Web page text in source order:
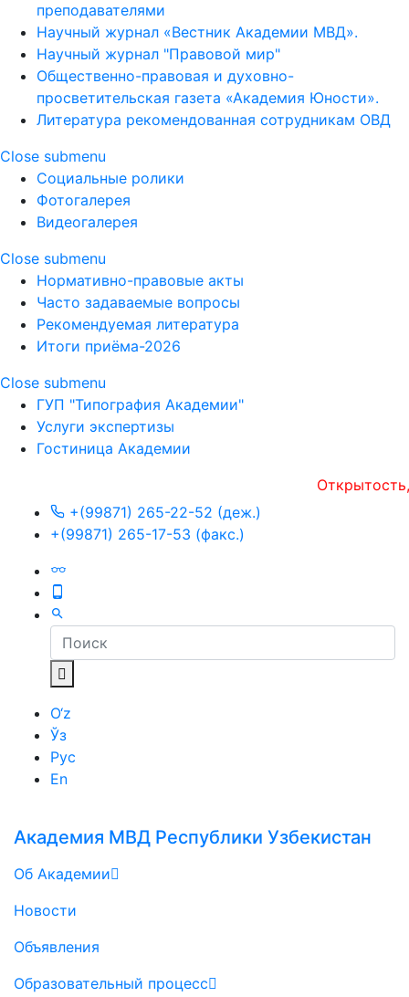
преподавателями
Научный журнал «Вестник Академии МВД».
Научный журнал "Правовой мир"
Общественно-правовая и духовно-
просветительская газета «Академия Юности».
Литература рекомендованная сотрудникам ОВД
Close submenu
Социальные ролики
Фотогалерея
Видеогалерея
Close submenu
Нормативно-правовые акты
Часто задаваемые вопросы
Рекомендуемая литература
Итоги приёма-2026
Close submenu
ГУП "Типография Академии"
Услуги экспертизы
Гостиница Академии
Открытость,
+(99871) 265-22-52 (деж.)
+(99871) 265-17-53 (факс.)
O‘z
Ўз
Рус
En
Академия МВД Республики Узбекистан
Об Академии
Новости
Объявления
Образовательный процесс